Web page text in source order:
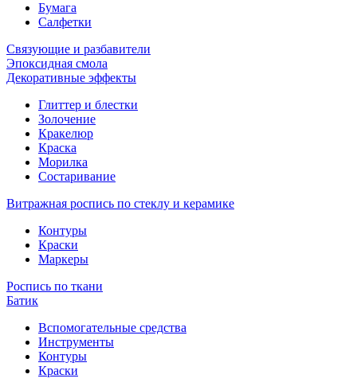
Бумага
Салфетки
Связующие и разбавители
Эпоксидная смола
Декоративные эффекты
Глиттер и блестки
Золочение
Кракелюр
Краска
Морилка
Состаривание
Витражная роспись по стеклу и керамике
Контуры
Краски
Маркеры
Роспись по ткани
Батик
Вспомогательные средства
Инструменты
Контуры
Краски